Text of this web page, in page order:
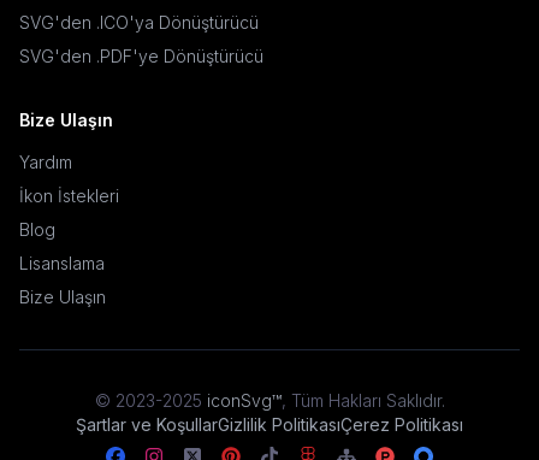
SVG'den .ICO'ya Dönüştürücü
SVG'den .PDF'ye Dönüştürücü
Bize Ulaşın
Yardım
İkon İstekleri
Blog
Lisanslama
Bize Ulaşın
© 2023-2025 iconSvg™, Tüm Hakları Saklıdır.
Şartlar ve KoşullarGizlilik PolitikasıÇerez Politikası